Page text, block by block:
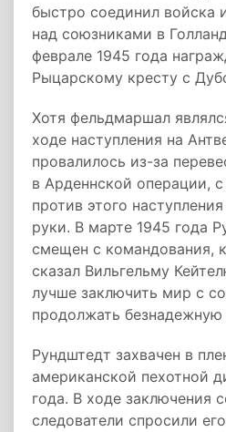
быстро соединил войска
над союзниками в
феврале 1945 года
Рыцарскому кресту с
Хотя фельдмаршал
ходе наступления на
провалилось из-за
в Арденнской операции,
против этого
руки. В марте 1945 года
смещен с командования,
сказал Вильгельму
лучше заключить мир с
продолжать безнадежную
Рундштедт захвачен в
американской пехотной
года. В ходе заключения
следователи спросили